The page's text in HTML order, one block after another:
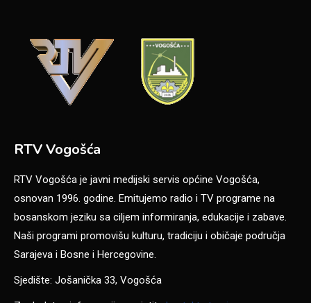
RTV Vogošća
RTV Vogošća je javni medijski servis općine Vogošća,
osnovan 1996. godine. Emitujemo radio i TV programe na
bosanskom jeziku sa ciljem informiranja, edukacije i zabave.
Naši programi promovišu kulturu, tradiciju i običaje područja
Sarajeva i Bosne i Hercegovine.
Sjedište: Jošanička 33, Vogošća